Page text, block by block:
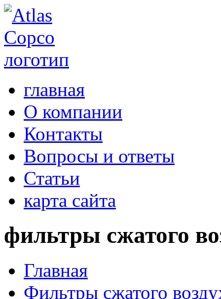
главная
О компании
Контакты
Вопросы и ответы
Статьи
карта сайта
фильтры сжатого
Главная
Фильтры сжатого